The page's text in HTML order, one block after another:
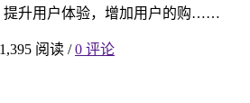
提升用户体验，增加用户的购……
阅读 / 0 评论